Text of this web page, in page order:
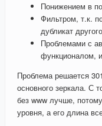
Понижением в
Фильтром, т.к.
дубликат
Проблемами с
функционалом,
Проблема решается
основного зеркала. С
без www лучше,
уровня, а его длина